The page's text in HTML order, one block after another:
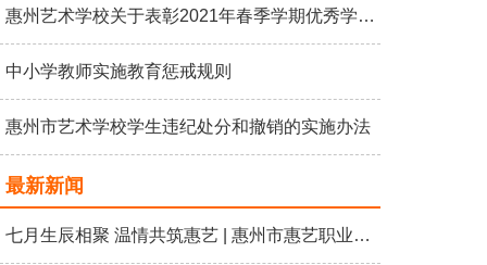
惠州艺术学校关于表彰2021年春季学期优秀学生的决定-惠艺校字〔2021〕9号
中小学教师实施教育惩戒规则
惠州市艺术学校学生违纪处分和撤销的实施办法
最新新闻
七月生辰相聚 温情共筑惠艺 | 惠州市惠艺职业高级中学七月教职工生日会